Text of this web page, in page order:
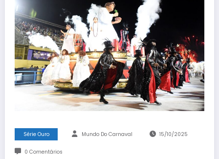
Série Ouro Mundo Do Carnaval 15/10/2025
0 Comentários